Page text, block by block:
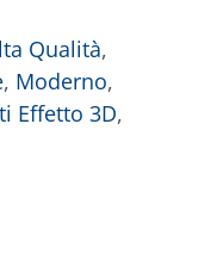
Qualità,
, Moderno,
Effetto 3D,